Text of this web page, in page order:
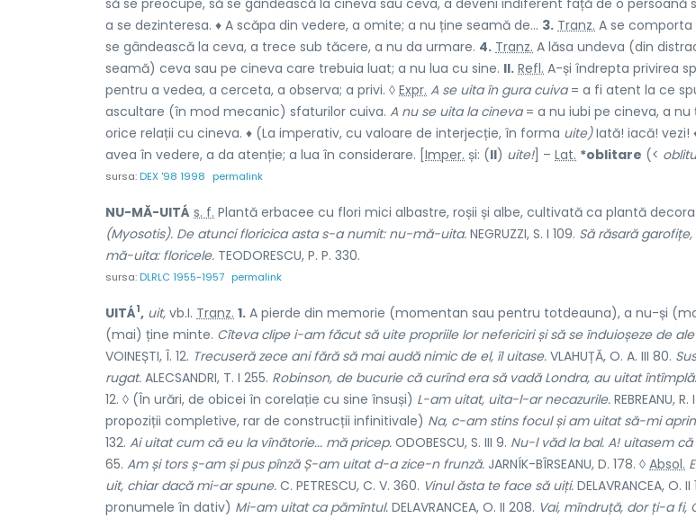
a se dezinteresa. ♦ A scăpa din vedere, a omite; a nu ține seamă de... 3. Tranz. A se
se gândească la ceva, a trece sub tăcere, a nu da urmare. 4. Tranz. A lăsa undeva (din
seamă) ceva sau pe cineva care trebuia luat; a nu lua cu sine. II. Refl. A-și îndrepta privirea
pentru a vedea, a cerceta, a observa; a privi. ◊ Expr. A se uita în gura cuiva= a fi atent la ce
ascultare (în mod mecanic) sfaturilor cuiva. A nu se uita la cineva= a nu iubi pe cineva, a nu
orice relații cu cineva. ♦ (La imperativ, cu valoare de interjecție, în forma uite)Iată! iacă! vezi!
avea în vedere, a da atenție; a lua în considerare. [Imper. și: (II) uite!] – Lat. *oblitare (<
sursa:DEX '98 1998 permalink
NU-MĂ-UITÁ s. f. Plantă erbacee cu flori mici albastre, roșii și albe, cultivată ca plantă
(Myosotis). De atunci floricica asta s-a numit: nu-mă-uita. NEGRUZZI, S. I 109. Să răsară
mă-uita: floricele. TEODORESCU, P. P. 330.
sursa:DLRLC 1955-1957 permalink
UITÁ1, uit, vb.I. Tranz. 1. A pierde din memorie (momentan sau pentru totdeauna), a nu-și
(mai) ține minte. Cîteva clipe i-am făcut să uite propriile lor nefericiri și să se înduioșeze de
VOINEȘTI, Î. 12. Trecuseră zece ani fără să mai audă nimic de el, îl uitase. VLAHUȚĂ, O. A. III 80.
rugat. ALECSANDRI, T. I 255. Robinson, de bucurie că curînd era să vadă Londra, au uitat
12. ◊ (În urări, de obicei în corelație cu sine însuși) L-am uitat, uita-l-ar necazurile. REBREANU,
propoziții completive, rar de construcții infinitivale) Na, c-am stins focul și am uitat să-mi
132. Ai uitat cum că eu la vînătorie... mă pricep. ODOBESCU, S. III 9. Nu-l văd la bal. A! uitasem
65. Am și tors ș-am și pus pînză Ș-am uitat d-a zice-n frunză. JARNÍK-BÎRSEANU, D. 178. ◊ Absol.
uit, chiar dacă mi-ar spune. C. PETRESCU, C. V. 360. Vinul ăsta te face să uiți. DELAVRANCEA, O.
pronumele în dativ) Mi-am uitat ca pămîntul. DELAVRANCEA, O. II 208. Vai, mîndruță, dor ți-a fi,